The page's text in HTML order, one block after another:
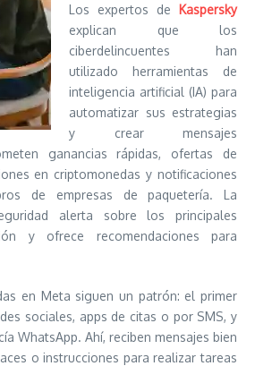
Los expertos de Kaspersky
explican que los
ciberdelincuentes han
utilizado herramientas de
inteligencia artificial (IA) para
automatizar sus estrategias
y crear mensajes
ganancias rápidas, ofertas de
en criptomonedas y notificaciones
de empresas de paquetería. La
alerta sobre los principales
y ofrece recomendaciones para
en Meta siguen un patrón: el primer
sociales, apps de citas o por SMS, y
WhatsApp. Ahí, reciben mensajes bien
o instrucciones para realizar tareas